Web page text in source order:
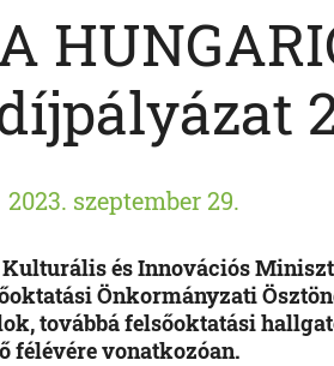
2023. szeptember 29.
Kulturális és Innovációs
Önkormányzati
továbbá felsőoktatási
félévére vonatkozóan.